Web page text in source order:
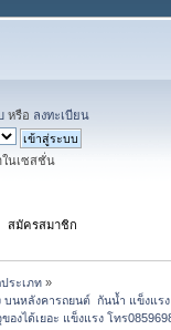
หรือ ลงทะเบียน
ในเซสชั่น
สมัครสมาชิก
ระเภท»
นหลังคารถยนต์  กันน้ำ แข็งแร
องได้เยอะ แข็งแรง โทร